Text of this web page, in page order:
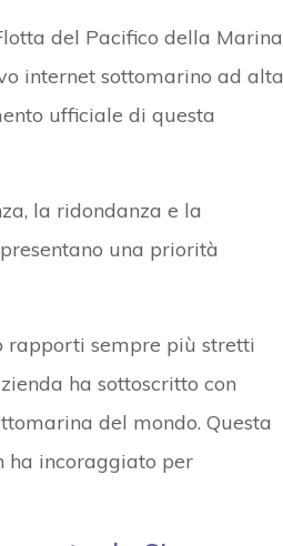
del Pacifico della Marina
internet sottomarino ad alta
ufficiale di questa
la ridondanza e la
una priorità
rapporti sempre più stretti
ha sottoscritto con
del mondo. Questa
ha incoraggiato per